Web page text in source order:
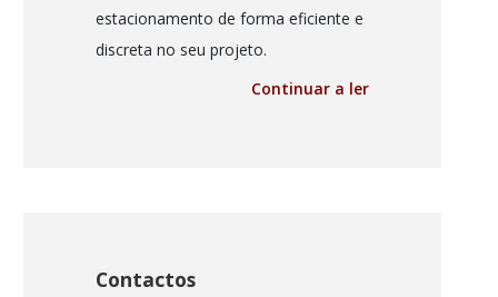
estacionamento de forma eficiente e
discreta no seu projeto.
Continuar a ler
Contactos